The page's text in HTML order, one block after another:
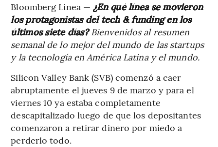
Bloomberg Línea —¿En qué línea se movieron
los protagonistas del tech & funding en los
últimos siete días?Bienvenidos al resumen
semanal de lo mejor del mundo de las startups
y la tecnología en América Latina y el mundo.
Silicon Valley Bank (SVB) comenzó a caer
abruptamente el jueves 9 de marzo y para el
viernes 10 ya estaba completamente
descapitalizado luego de que los depositantes
comenzaron a retirar dinero por miedo a
perderlo todo.